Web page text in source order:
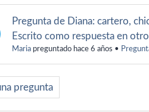
Pregunta de Diana: cartero,
Escrito como respuesta en
Maria preguntado hace 6 años •
pregunta